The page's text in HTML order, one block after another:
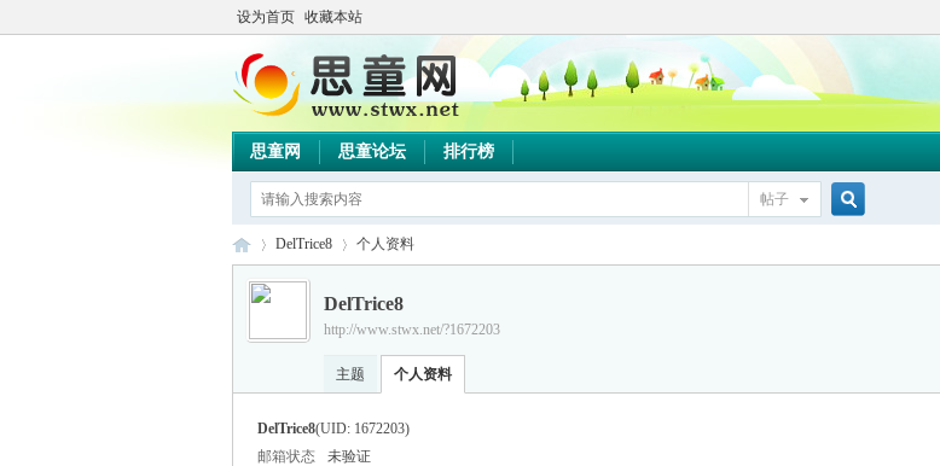
设为首页 收藏本站
思童网 思童论坛 排行榜
帖子
›
DelTrice8 个人资料
DelTrice8
http://www.stwx.net/?1672203
主题 个人资料
DelTrice8(UID: 1672203)
邮箱状态
未验证